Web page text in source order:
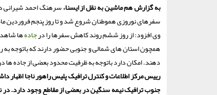
به گزارش هم ماشین به نقل از ایسنا،سرهنگ احمد شیرانی
سفرهای نوروزی هموطنان شروع شد و تا روز پنجم فروردین
وی افزود: از روز ششم روند کاهش سفرها را درجادهها شاهد
همچون استان های شمالی و جنوبی حضور دارند که باتوجه به
دهند. امکان دارد باتوجه به ظرفیت محدود بعضی از جاده ها
رییس مرکز اطلاعات و کنترل ترافیک پلیس راهور ناجا
جنوب ترافیک نیمه سنگین در بعضی از مقاطع وجود دارد.